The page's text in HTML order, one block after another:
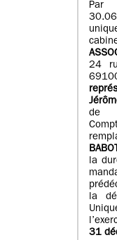
24
r
de
BABOT
la
la
31